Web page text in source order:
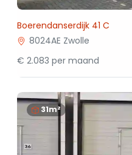
Boerendanserdijk 41 C
8024AE Zwolle
€ 2.083 per maand
31m²